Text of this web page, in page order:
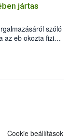
jártas
szóló
eb okozta fizikai
felmerülő
tartását és annak
Cookie beállítások